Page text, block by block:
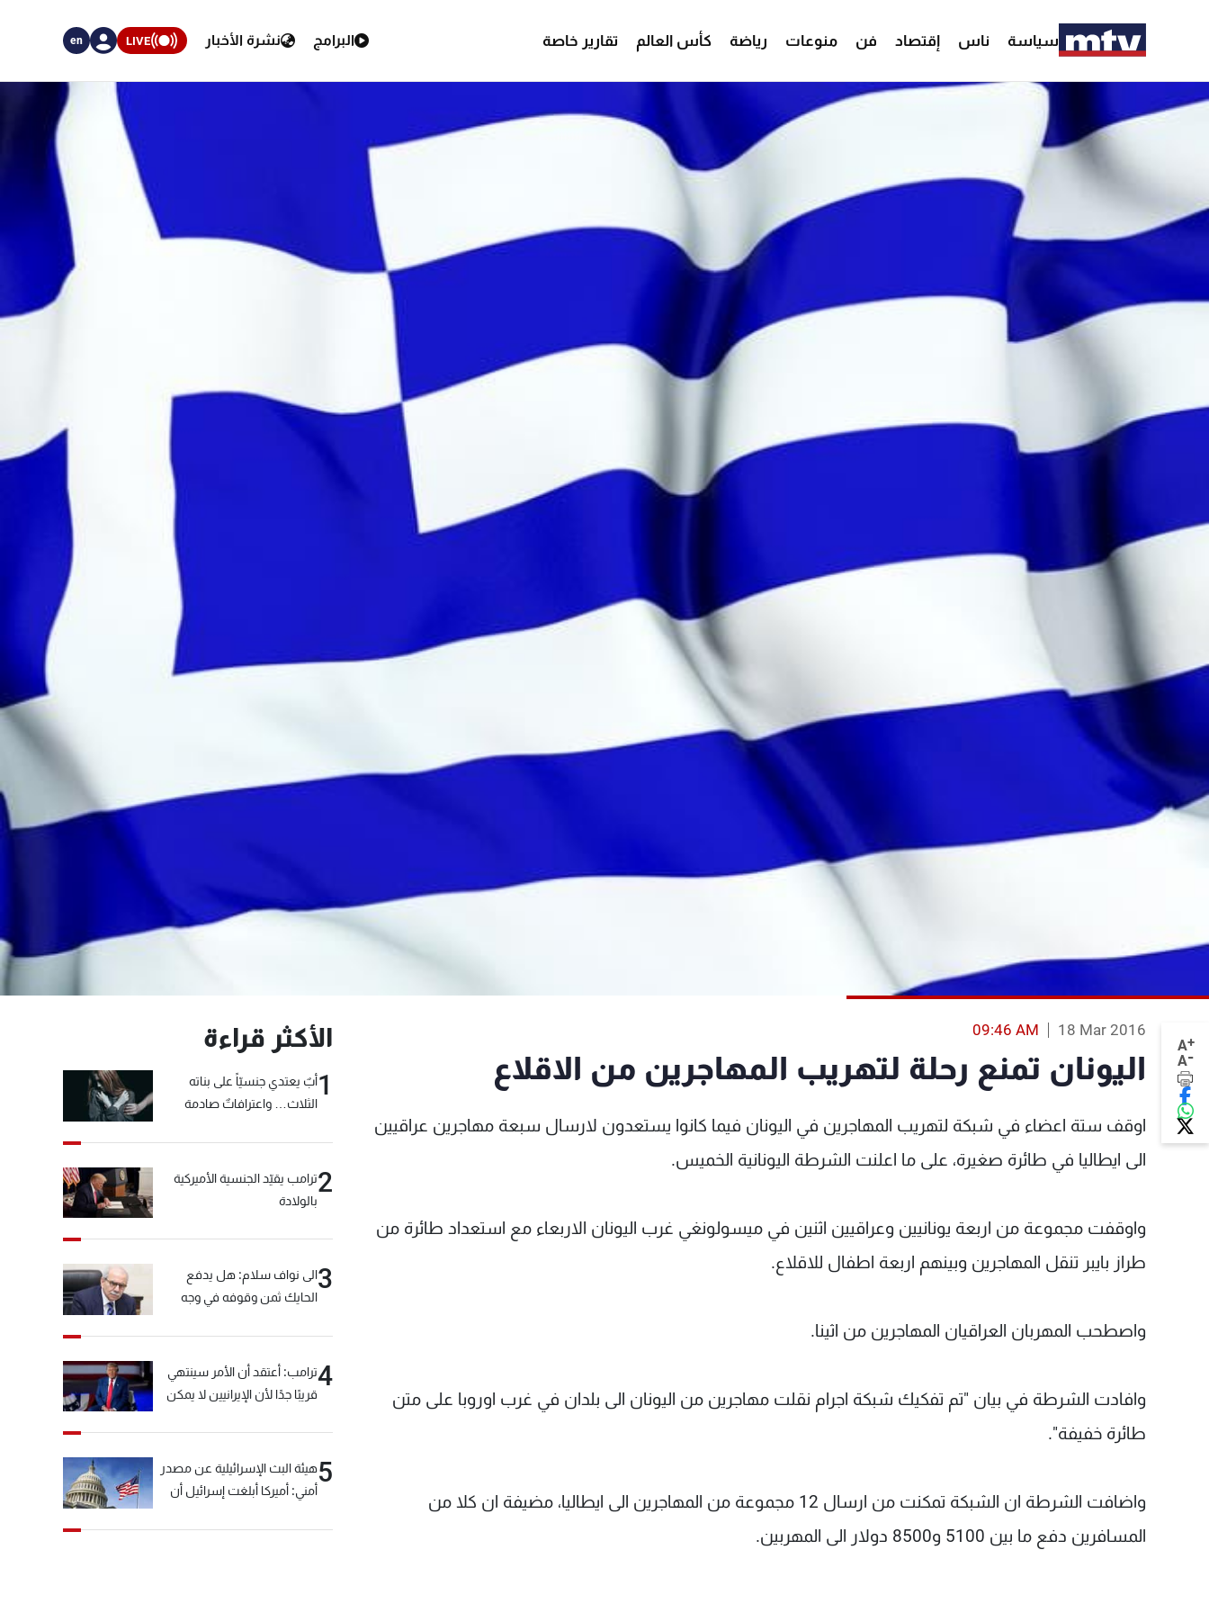
سياسة ناس إقتصاد فن منوعات رياضة كأس العالم تقارير خاصة البرامج نشرة الأخبار LIVE
en
A+
A-
18 Mar 2016
09:46 AM
اليونان تمنع رحلة لتهريب المهاجرين من الاقلاع
اوقف ستة اعضاء في شبكة لتهريب المهاجرين في اليونان فيما كانوا يستعدون لارسال سبعة مهاجرين عراقيين
الى ايطاليا في طائرة صغيرة، على ما اعلنت الشرطة اليونانية الخميس.
واوقفت مجموعة من اربعة يونانيين وعراقيين اثنين في ميسولونغي غرب اليونان الاربعاء مع استعداد طائرة من
طراز بايبر تنقل المهاجرين وبينهم اربعة اطفال للاقلاع.
واصطحب المهربان العراقيان المهاجرين من اثينا.
وافادت الشرطة في بيان "تم تفكيك شبكة اجرام نقلت مهاجرين من اليونان الى بلدان في غرب اوروبا على متن
طائرة خفيفة".
واضافت الشرطة ان الشبكة تمكنت من ارسال 12 مجموعة من المهاجرين الى ايطاليا، مضيفة ان كلا من
المسافرين دفع ما بين 5100 و8500 دولار الى المهربين.
الأكثر قراءة
1أبٌ يعتدي جنسيّاً على بناته
الثلاث… واعترافاتٌ صادمة
2ترامب يقيّد الجنسية الأميركية
بالولادة
3الى نواف سلام: هل يدفع
الحايك ثمن وقوفه في وجه
4ترامب: أعتقد أن الأمر سينتهي
قريبًا جدًا لأن الإيرانيين لا يمكن
5هيئة البث الإسرائيلية عن مصدر
أمني: أميركا أبلغت إسرائيل أن